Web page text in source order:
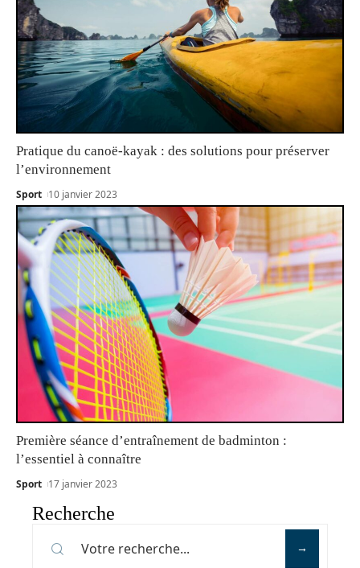
Pratique du canoë-kayak : des solutions pour préserver
l’environnement
Sport 10 janvier 2023
Première séance d’entraînement de badminton :
l’essentiel à connaître
Sport 17 janvier 2023
Recherche